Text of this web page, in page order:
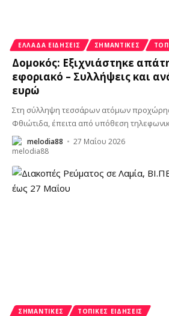
ΕΛΛΆΔΑ ΕΙΔΉΣΕΙΣ ΣΗΜΑΝΤΙΚΈΣ
Δομοκός: Εξιχνιάστηκε
εφοριακό – Συλλήψεις και
ευρώ
Στη σύλληψη τεσσάρων ατόμων
Φθιώτιδα, έπειτα από υπόθεση
melodia88 27 Μαΐου 2026
ΣΗΜΑΝΤΙΚΈΣ ΤΟΠΙΚΈΣ ΕΙΔΉΣΕΙΣ